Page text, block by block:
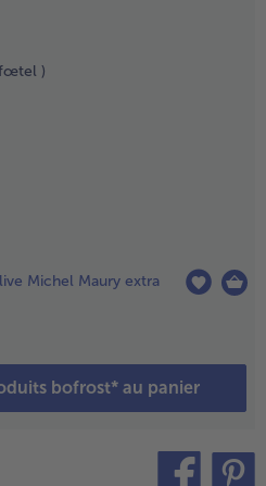
fœtel )
Michel Maury extra
bofrost* au panier